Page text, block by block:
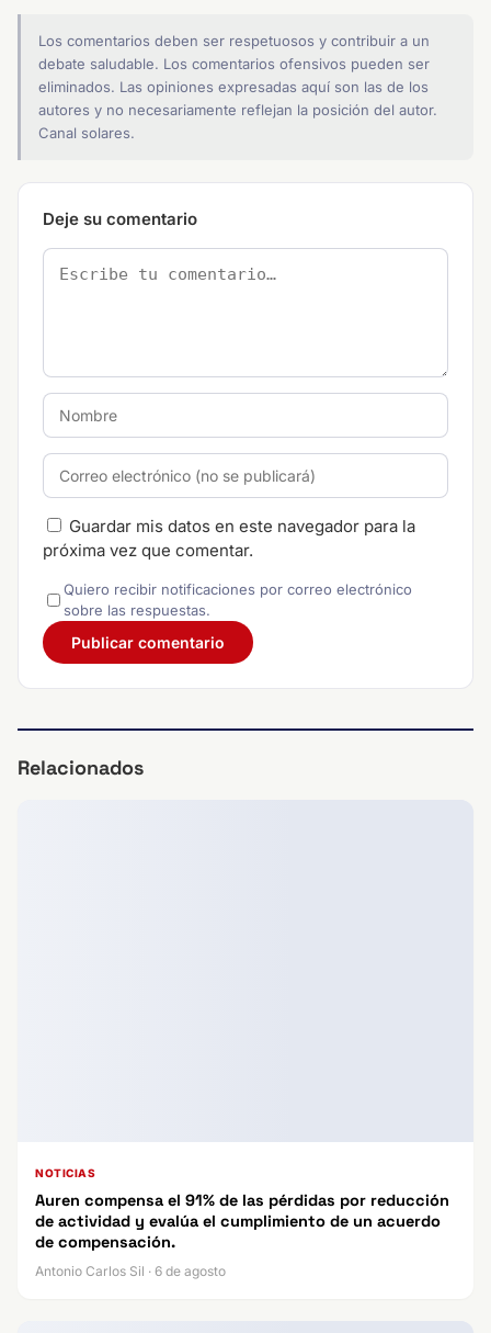
Los comentarios deben ser respetuosos y contribuir a un
debate saludable. Los comentarios ofensivos pueden ser
eliminados. Las opiniones expresadas aquí son las de los
autores y no necesariamente reflejan la posición del autor.
Canal solares.
Deje su comentario
Guardar mis datos en este navegador para la
próxima vez que comentar.
Quiero recibir notificaciones por correo electrónico
sobre las respuestas.
Relacionados
NOTICIAS
Auren compensa el 91% de las pérdidas por reducción
de actividad y evalúa el cumplimiento de un acuerdo
de compensación.
Antonio Carlos Sil · 6 de agosto